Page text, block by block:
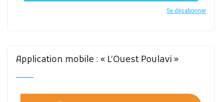
Se désabonner
Application mobile : « L’Ouest Poulavi »